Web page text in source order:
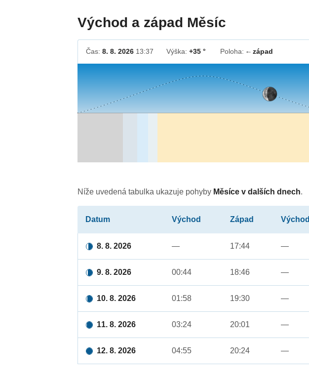
Východ a západ Měsíc
Čas:8. 8. 2026 13:37 Výška:+35 ° Poloha: ↓západ
Níže uvedená tabulka ukazuje pohyby Měsíce v dalších dnech.
Datum Východ Západ Východ
8. 8. 2026 — 17:44 —
9. 8. 2026 00:44 18:46 —
10. 8. 2026 01:58 19:30 —
11. 8. 2026 03:24 20:01 —
12. 8. 2026 04:55 20:24 —